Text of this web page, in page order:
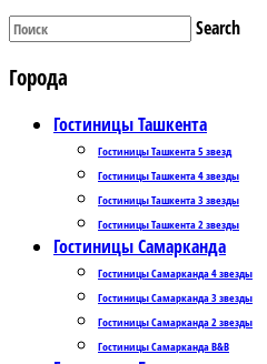
Search
Города
Гостиницы Ташкента
Гостиницы Ташкента 5 звезд
Гостиницы Ташкента 4 звезды
Гостиницы Ташкента 3 звезды
Гостиницы Ташкента 2 звезды
Гостиницы Самарканда
Гостиницы Самарканда 4 звезды
Гостиницы Самарканда 3 звезды
Гостиницы Самарканда 2 звезды
Гостиницы Самарканда B&B